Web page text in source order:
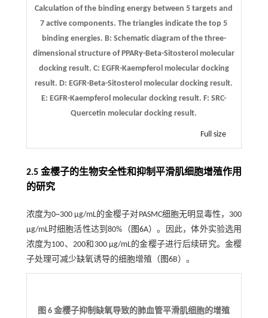
Calculation of the binding energy between 5 targets and
7 active components. The triangles indicate the top 5
binding energies. B: Schematic diagram of the three-
dimensional structure of PPARγ-Beta-Sitosterol molecular
docking result. C: EGFR-Kaempferol molecular docking
result.D: EGFR-Beta-Sitosterol molecular docking result.
E: EGFR-Kaempferol molecular docking result.F: SRC-
Quercetin molecular docking result.
Full size
2.5 金樱子的生物安全性和抑制平滑肌细胞增殖作用
的研究
浓度为0~300 μg/mL的金樱子对PASMC细胞无明显毒性，300
μg/mL时细胞活性达到80%（ 图6A）。因此，体外实验选用
浓度为100、200和300 μg/mL的金樱子进行后续研究。金樱
子处理可减少缺氧诱导的细胞增殖（ 图6B）。
图 6 金樱子抑制缺氧导致的肺血管平滑肌细胞的增殖